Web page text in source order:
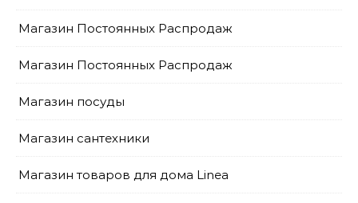
Магазин Постоянных Распродаж
Магазин Постоянных Распродаж
Магазин посуды
Магазин сантехники
Магазин товаров для дома Linea